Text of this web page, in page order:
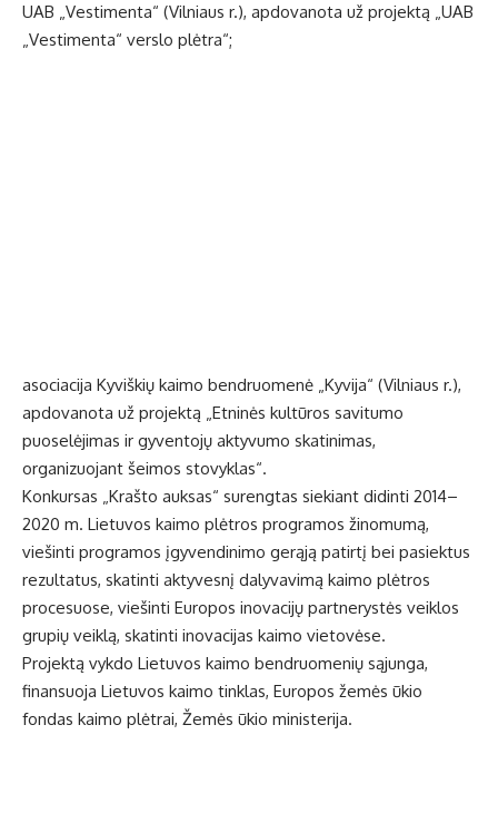
UAB „Vestimenta“ (Vilniaus r.), apdovanota už projektą „UAB
„Vestimenta“ verslo plėtra“;
asociacija Kyviškių kaimo bendruomenė „Kyvija“ (Vilniaus r.),
apdovanota už projektą „Etninės kultūros savitumo
puoselėjimas ir gyventojų aktyvumo skatinimas,
organizuojant šeimos stovyklas“.
Konkursas „Krašto auksas“ surengtas siekiant didinti 2014–
2020 m. Lietuvos kaimo plėtros programos žinomumą,
viešinti programos įgyvendinimo gerąją patirtį bei pasiektus
rezultatus, skatinti aktyvesnį dalyvavimą kaimo plėtros
procesuose, viešinti Europos inovacijų partnerystės veiklos
grupių veiklą, skatinti inovacijas kaimo vietovėse.
Projektą vykdo Lietuvos kaimo bendruomenių sąjunga,
finansuoja Lietuvos kaimo tinklas, Europos žemės ūkio
fondas kaimo plėtrai, Žemės ūkio ministerija.